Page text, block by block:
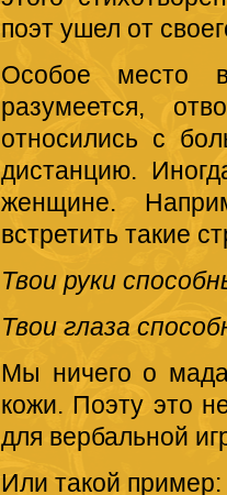
поэт ушел от
Особое место
разумеется,
относились с
дистанцию.
женщине.
встретить такие
Твои руки
Твои глаза
Мы ничего о
кожи. Поэту это
для вербальной
Или такой пример: